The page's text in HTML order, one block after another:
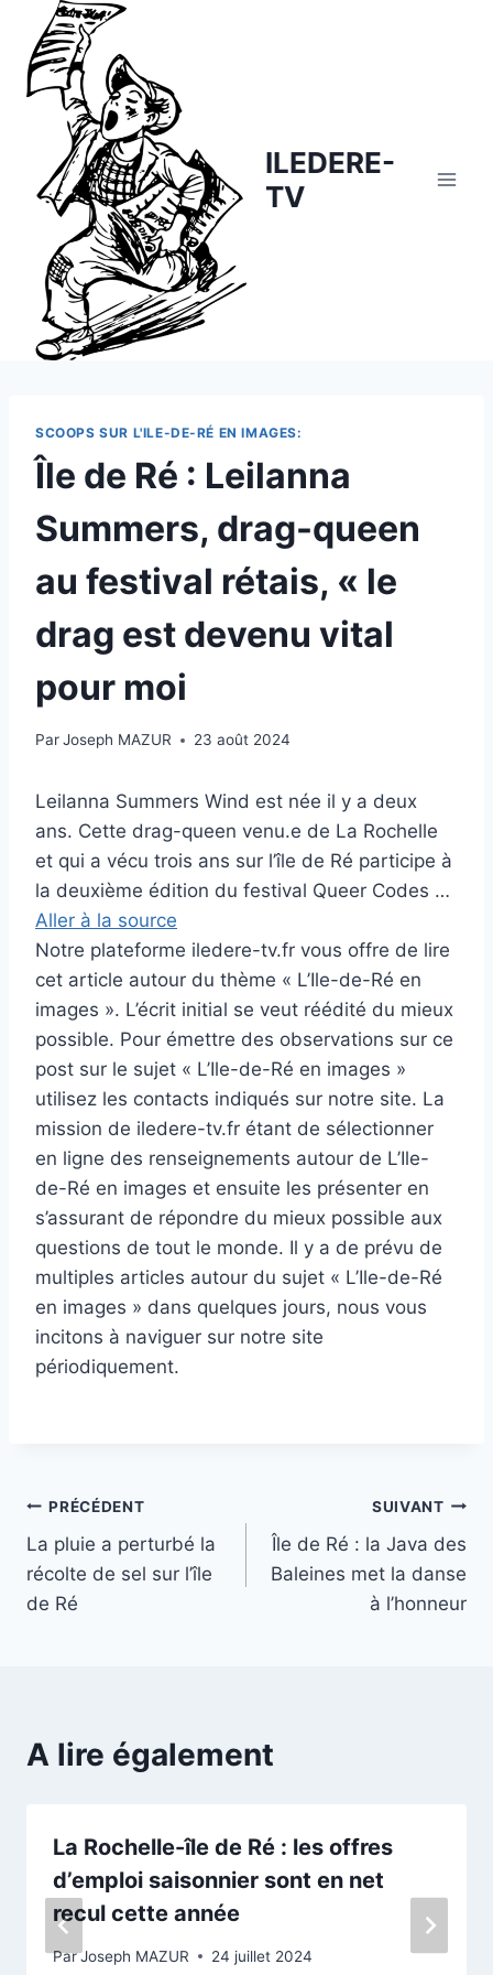
content
ILEDERE-
TV
SCOOPS SUR L'ILE-DE-RÉ EN IMAGES:
Île de Ré : Leilanna
Summers, drag-queen
au festival rétais, « le
drag est devenu vital
pour moi
ParJoseph MAZUR 23 août 2024
Leilanna Summers Wind est née il y a deux
ans. Cette drag-queen venu.e de La Rochelle
et qui a vécu trois ans sur l’île de Ré participe à
la deuxième édition du festival Queer Codes …
Aller à la source
Notre plateforme iledere-tv.fr vous offre de lire
cet article autour du thème « L’Ile-de-Ré en
images ». L’écrit initial se veut réédité du mieux
possible. Pour émettre des observations sur ce
post sur le sujet « L’Ile-de-Ré en images »
utilisez les contacts indiqués sur notre site. La
mission de iledere-tv.fr étant de sélectionner
en ligne des renseignements autour de L’Ile-
de-Ré en images et ensuite les présenter en
s’assurant de répondre du mieux possible aux
questions de tout le monde. Il y a de prévu de
multiples articles autour du sujet « L’Ile-de-Ré
en images » dans quelques jours, nous vous
incitons à naviguer sur notre site
périodiquement.
Navigation
de
l’article
PRÉCÉDENT
La pluie a perturbé la
récolte de sel sur l’île
de Ré
SUIVANT
Île de Ré : la Java des
Baleines met la danse
à l’honneur
A lire également
La Rochelle-île de Ré : les offres
d’emploi saisonnier sont en net
recul cette année
ParJoseph MAZUR 24 juillet 2024